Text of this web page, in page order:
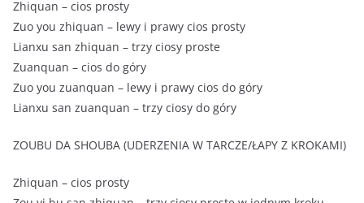
Zhiquan – cios prosty
Zuo you zhiquan – lewy i prawy cios prosty
Lianxu san zhiquan – trzy ciosy proste
Zuanquan – cios do góry
Zuo you zuanquan – lewy i prawy cios do góry
Lianxu san zuanquan – trzy ciosy do góry
ZOUBU DA SHOUBA (UDERZENIA W TARCZE/ŁAPY Z KROKAMI)
Zhiquan – cios prosty